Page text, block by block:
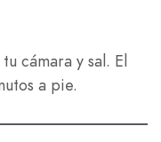
cámara y sal. El
a pie.